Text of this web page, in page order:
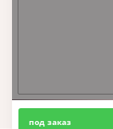
под заказ